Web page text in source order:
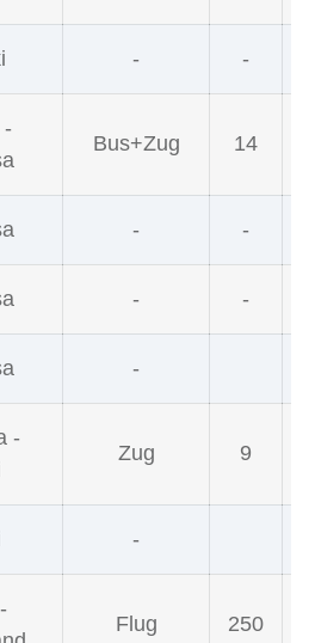
- -
-
Bus+Zug 14
- -
- -
-
-
Zug 9
-
Flug 250